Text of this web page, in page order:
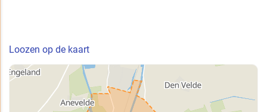
Loozen op de kaart